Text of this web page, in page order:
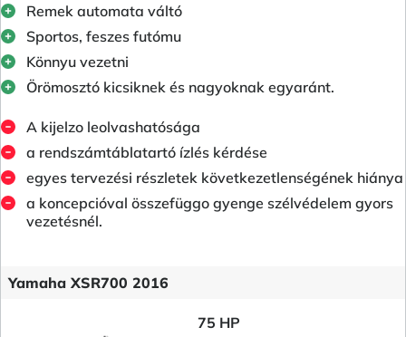
Remek automata váltó
Sportos, feszes futómu
Könnyu vezetni
Örömosztó kicsiknek és nagyoknak egyaránt.
A kijelzo leolvashatósága
a rendszámtáblatartó ízlés kérdése
egyes tervezési részletek következetlenségének hiánya
a koncepcióval összefüggo gyenge szélvédelem gyors
vezetésnél.
Yamaha XSR700 2016
75 HP